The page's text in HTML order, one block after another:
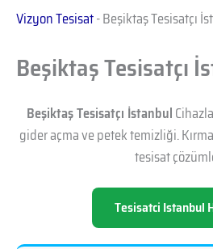
Vizyon Tesisat-Beşiktaş Tesisatçı
Beşiktaş Tesisatçı
Beşiktaş Tesisatçı İstanbul
gider açma ve petek temizliği.
tesisat
Tesisatci Istanbul